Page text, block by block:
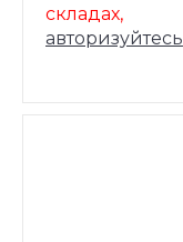
складах,
авторизуйтесь